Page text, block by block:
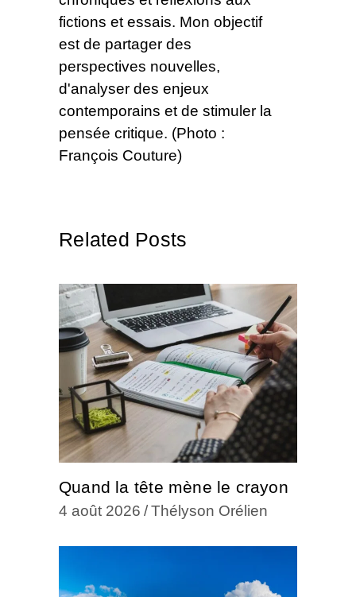
fictions et essais. Mon objectif
est de partager des
perspectives nouvelles,
d'analyser des enjeux
contemporains et de stimuler la
pensée critique. (Photo :
François Couture)
Related Posts
Quand la tête mène le crayon
4 août 2026 Thélyson Orélien